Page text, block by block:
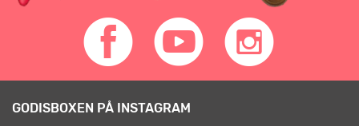
GODISBOXEN PÅ INSTAGRAM